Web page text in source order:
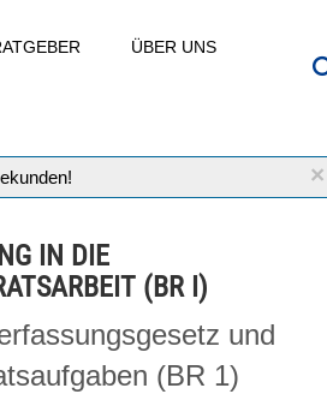
ÜBER UNS
×
IN DIE
(BR I)
und
(BR 1)